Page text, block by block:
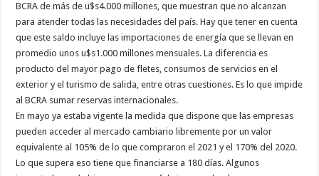
BCRA de más de u$s4.000 millones, que muestran que no alcanzan
para atender todas las necesidades del país. Hay que tener en cuenta
que este saldo incluye las importaciones de energía que se llevan en
promedio unos u$s1.000 millones mensuales. La diferencia es
producto del mayor pago de fletes, consumos de servicios en el
exterior y el turismo de salida, entre otras cuestiones. Es lo que impide
al BCRA sumar reservas internacionales.
En mayo ya estaba vigente la medida que dispone que las empresas
pueden acceder al mercado cambiario libremente por un valor
equivalente al 105% de lo que compraron el 2021 y el 170% del 2020.
Lo que supera eso tiene que financiarse a 180 días. Algunos